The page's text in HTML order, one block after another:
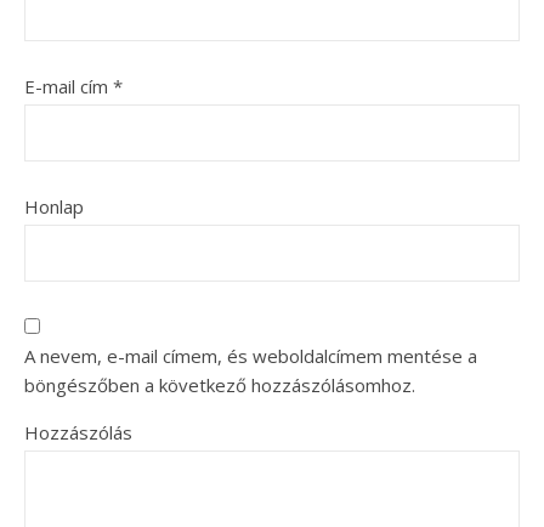
E-mail cím *
Honlap
A nevem, e-mail címem, és weboldalcímem mentése a
böngészőben a következő hozzászólásomhoz.
Hozzászólás